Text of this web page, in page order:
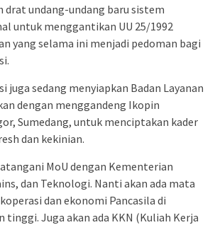
drat undang-undang baru sistem
untuk menggantikan UU 25/1992
yang selama ini menjadi pedoman bagi
juga sedang menyiapkan Badan Layanan
dengan menggandeng Ikopin
Sumedang, untuk menciptakan kader
dan kekinian.
MoU dengan Kementerian
dan Teknologi. Nanti akan ada mata
dan ekonomi Pancasila di
tinggi. Juga akan ada KKN (Kuliah Kerja